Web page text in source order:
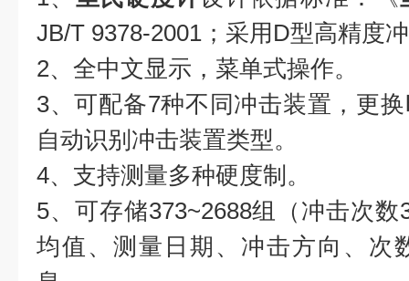
JB/T 9378-2001；采用D型高精度
2、全中文显示，菜单式操作。
3、可配备7种不同冲击装置，更
自动识别冲击装置类型。
4、支持测量多种硬度制。
5、可存储373~2688组（冲击次
均值、测量日期、冲击方向、次